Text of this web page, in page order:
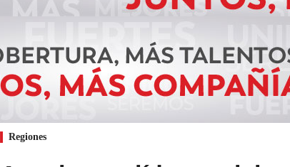
Regiones